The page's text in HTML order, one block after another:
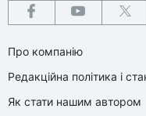
Про компанію
Редакційна політика і
Як стати нашим автором